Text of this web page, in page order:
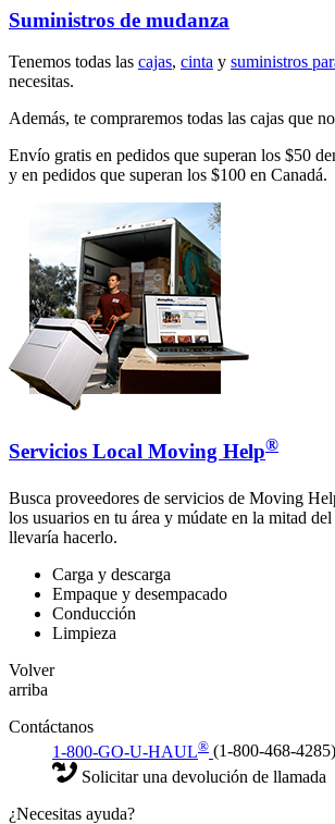
Suministros de mudanza
Tenemos todas las cajas, cinta y suministros
necesitas.
Además, te compraremos todas las cajas que
Envío gratis en pedidos que superan los $50
y en pedidos que superan los $100 en Canadá.
Servicios Local Moving Help®
Busca proveedores de servicios de Moving
los usuarios en tu área y múdate en la mitad
llevaría hacerlo.
Carga y descarga
Empaque y desempacado
Conducción
Limpieza
Volver
arriba
Contáctanos
1-800-GO-U-HAUL® (1-800-468-4285)
Solicitar una devolución de llamada
¿Necesitas ayuda?